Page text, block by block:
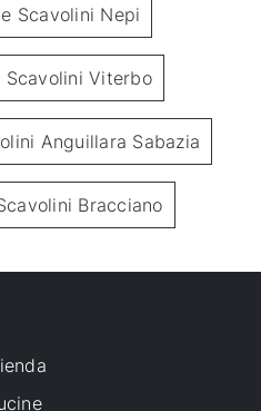
Scavolini Nepi
Scavolini Viterbo
Anguillara Sabazia
Bracciano